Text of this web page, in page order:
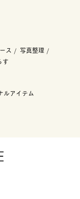
ス
写真整理
す
ルアイテム